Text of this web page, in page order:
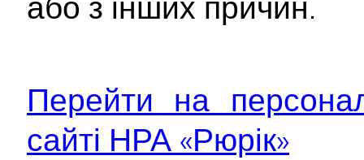
Перейти на
сайті НРА «Рюрік»